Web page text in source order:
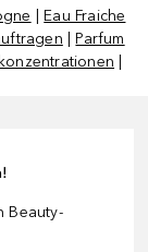
|Eau Fraiche
|Parfum
Beauty-